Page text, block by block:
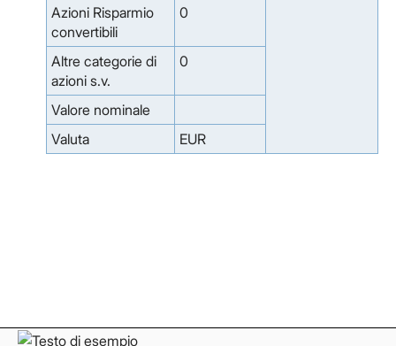
Azioni Risparmio
convertibili
0
Altre categorie di
azioni s.v.
0
Valore nominale
Valuta
EUR